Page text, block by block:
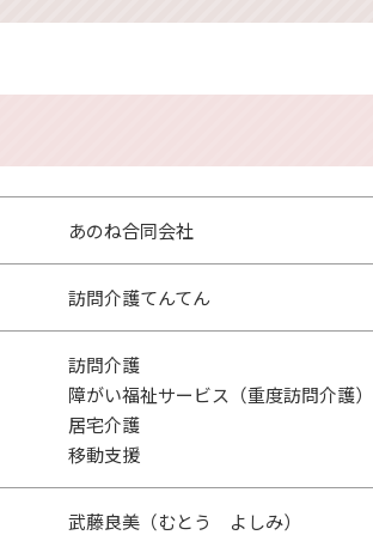
あのね合同会社
訪問介護てんてん
訪問介護
障がい福祉サービス（重度訪問介護）
居宅介護
移動支援
武藤良美（むとう よしみ）